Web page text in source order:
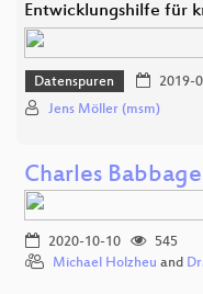
Entwicklungshilfe für
Datenspuren 2019-
Jens Möller (msm)
Charles
2020-10-10
545
Michael Holzheu and